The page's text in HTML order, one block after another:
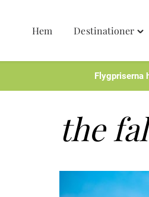
Hem Destinationer
Flygpriserna
the